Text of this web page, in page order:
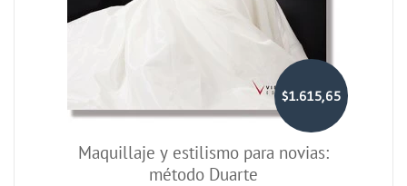
$1.615,65
Maquillaje y estilismo para novias:
método Duarte